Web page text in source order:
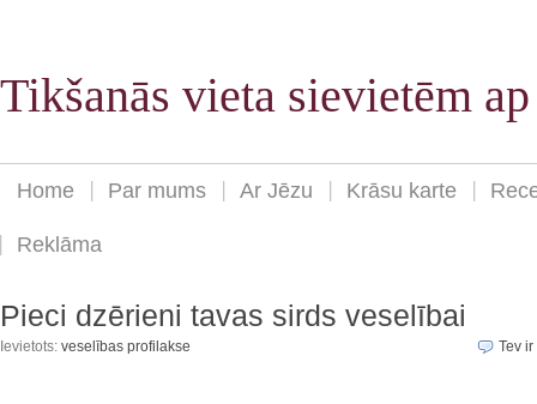
Tikšanās vieta sievietēm
Home Par mums Ar Jēzu Krāsu karte
Reklāma
Pieci dzērieni tavas sirds veselībai
Ievietots: veselības profilakse Tev ir